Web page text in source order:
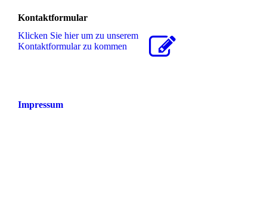
Kontaktformular
Klicken Sie hier um zu unserem
Kon­takt­for­mu­lar zu kommen
Impressum